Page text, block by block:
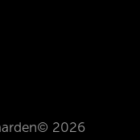
© 2026